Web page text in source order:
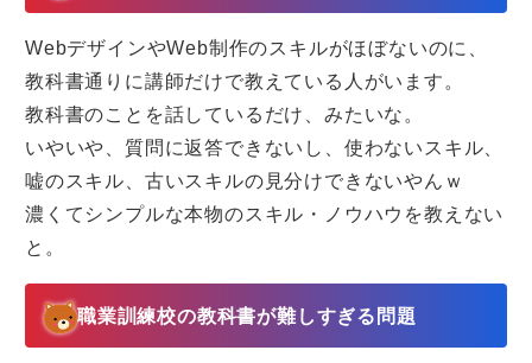
WebデザインやWeb制作のスキルがほぼないのに、
教科書通りに講師だけで教えている人がいます。
教科書のことを話しているだけ、みたいな。
いやいや、質問に返答できないし、使わないスキル、
嘘のスキル、古いスキルの見分けできないやんｗ
濃くてシンプルな本物のスキル・ノウハウを教えない
と。
職業訓練校の教科書が難しすぎる問題